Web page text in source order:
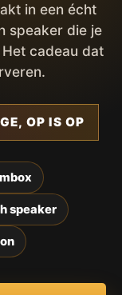
in een écht
speaker die je
cadeau dat
OP IS OP
speaker